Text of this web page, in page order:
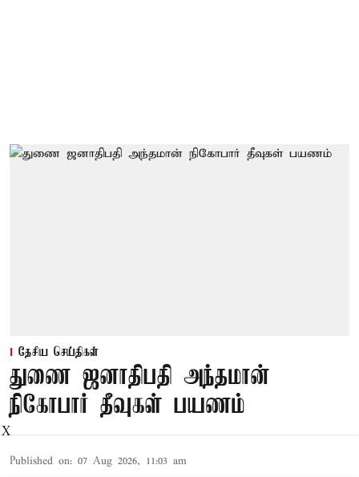
தேசிய செய்திகள்
துணை ஜனாதிபதி அந்தமான்
நிகோபார் தீவுகள் பயணம்
Published on: 07 Aug 2026, 11:03 am
X